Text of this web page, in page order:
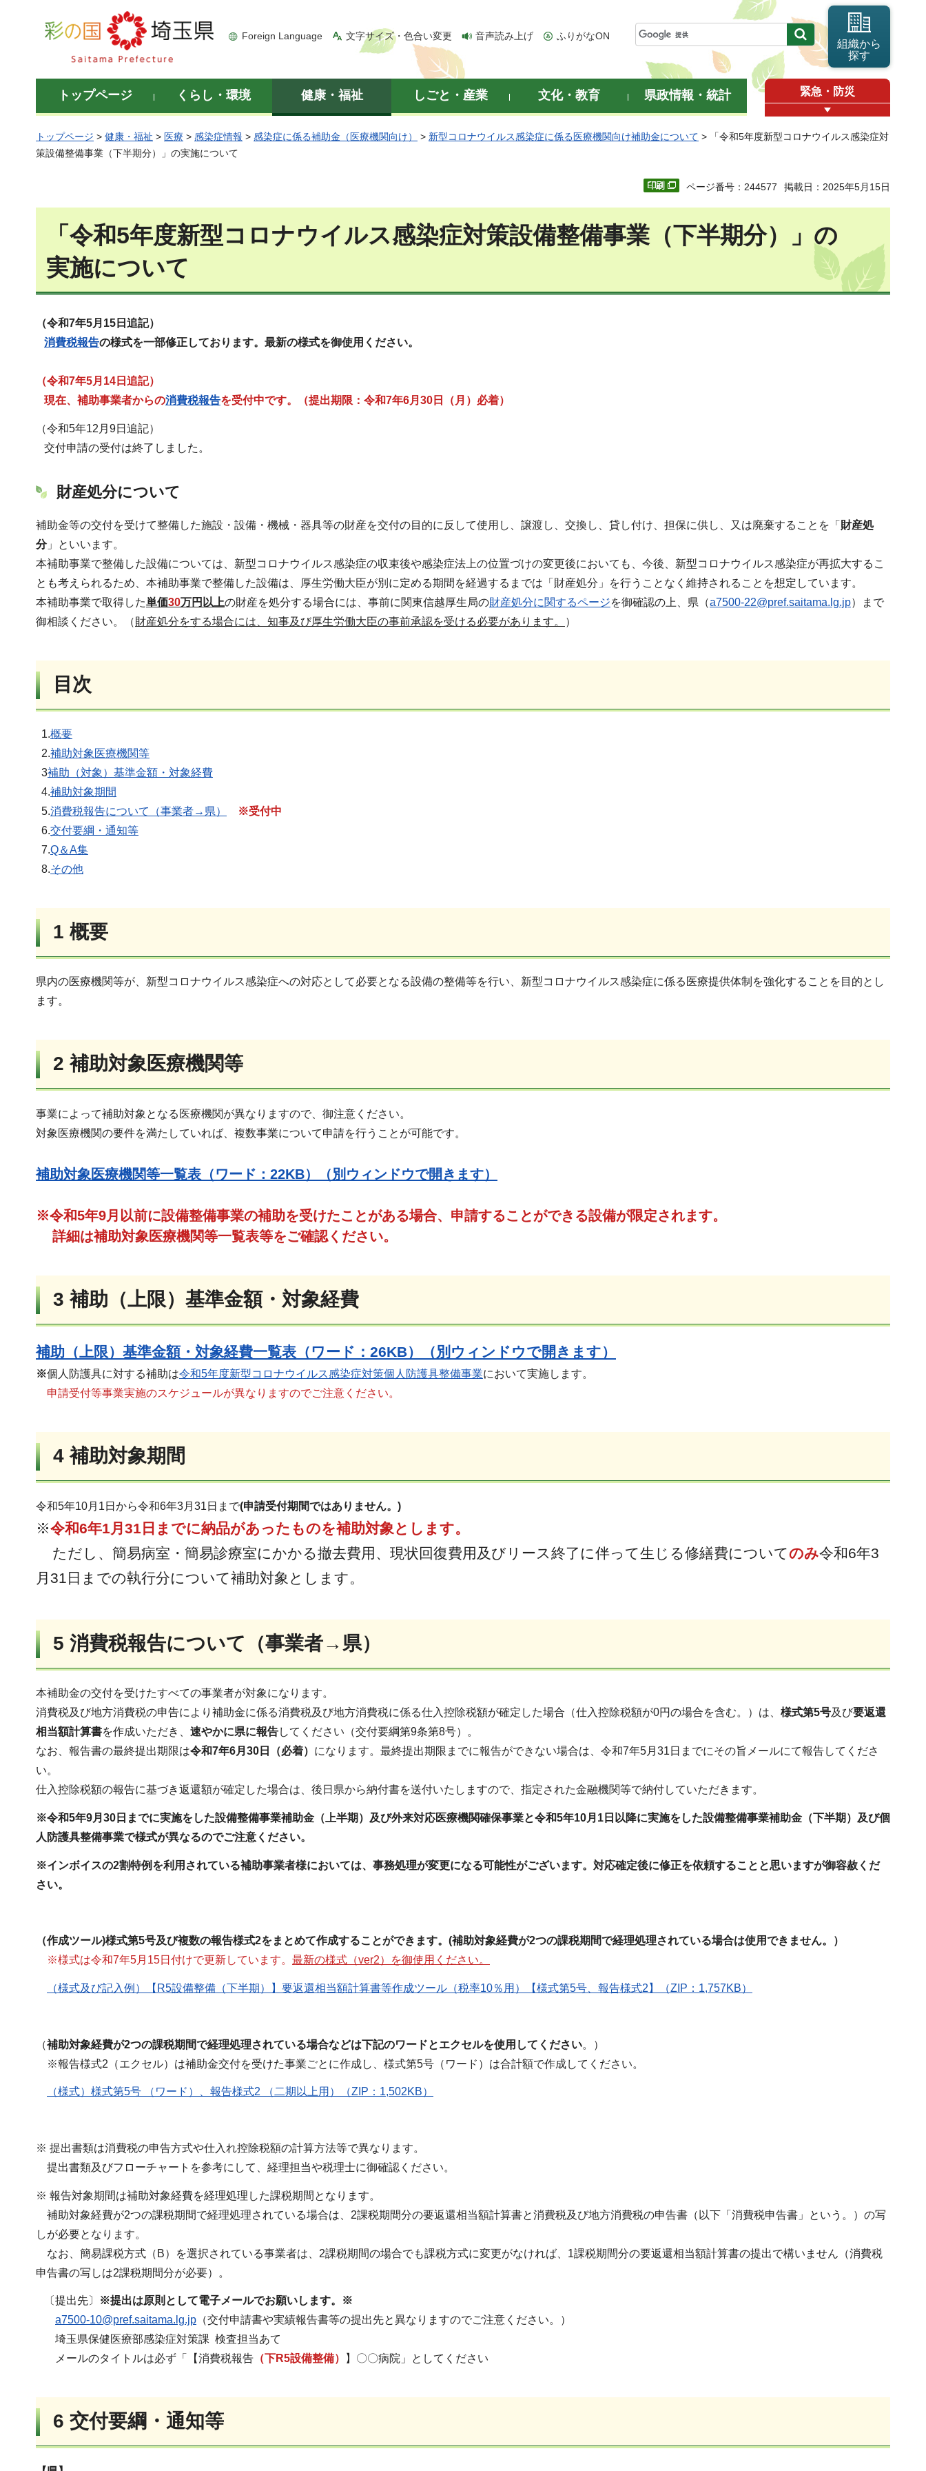
彩の国 埼玉県
Foreign Language 文字サイズ・色合い変更 音声読み上げ ふりがなON
組織から
探す
トップページ くらし・環境 健康・福祉 しごと・産業 文化・教育 県政情報・統計 緊急・防災
トップページ > 健康・福祉 > 医療 > 感染症情報 > 感染症に係る補助金（医療機関向け） > 新型コロナウイルス感染症に係る医療機関向け補助金について > 「令和5年度新型コロナウイルス感染症対
策設備整備事業（下半期分）」の実施について
ページ番号：244577 掲載日：2025年5月15日
「令和5年度新型コロナウイルス感染症対策設備整備事業（下半期分）」の
実施について
（令和7年5月15日追記）
消費税報告の様式を一部修正しております。最新の様式を御使用ください。
（令和7年5月14日追記）
現在、補助事業者からの消費税報告を受付中です。（提出期限：令和7年6月30日（月）必着）
（令和5年12月9日追記）
交付申請の受付は終了しました。
財産処分について
補助金等の交付を受けて整備した施設・設備・機械・器具等の財産を交付の目的に反して使用し、譲渡し、交換し、貸し付け、担保に供し、又は廃棄することを「 財産処
分」といいます。
本補助事業で整備した設備については、新型コロナウイルス感染症の収束後や感染症法上の位置づけの変更後においても、今後、新型コロナウイルス感染症が再拡大するこ
とも考えられるため、本補助事業で整備した設備は、厚生労働大臣が別に定める期間を経過するまでは「財産処分」を行うことなく維持されることを想定しています。
本補助事業で取得した単価30万円以上の財産を処分する場合には、事前に関東信越厚生局の財産処分に関するページを御確認の上、県（a7500-22@pref.saitama.lg.jp）まで
御相談ください。（財産処分をする場合には、知事及び厚生労働大臣の事前承認を受ける必要があります。 ）
目次
1.概要
2.補助対象医療機関等
3補助（対象）基準金額・対象経費
4.補助対象期間
5.消費税報告について（事業者→県）
※受付中
6.交付要綱・通知等
7.Q＆A集
8.その他
1 概要
県内の医療機関等が、新型コロナウイルス感染症への対応として必要となる設備の整備等を行い、新型コロナウイルス感染症に係る医療提供体制を強化することを目的とし
ます。
2 補助対象医療機関等
事業によって補助対象となる医療機関が異なりますので、御注意ください。
対象医療機関の要件を満たしていれば、複数事業について申請を行うことが可能です。
補助対象医療機関等一覧表（ワード：22KB）（別ウィンドウで開きます）
※令和5年9月以前に設備整備事業の補助を受けたことがある場合、申請することができる設備が限定されます。
詳細は補助対象医療機関等一覧表等をご確認ください。
3 補助（上限）基準金額・対象経費
補助（上限）基準金額・対象経費一覧表（ワード：26KB）（別ウィンドウで開きます）
※個人防護具に対する補助は令和5年度新型コロナウイルス感染症対策個人防護具整備事業において実施します。
申請受付等事業実施のスケジュールが異なりますのでご注意ください。
4 補助対象期間
令和5年10月1日から令和6年3月31日まで(申請受付期間ではありません。)
※令和6年1月31日までに納品があったものを補助対象とします。
ただし、簡易病室・簡易診療室にかかる撤去費用、現状回復費用及びリース終了に伴って生じる修繕費についてのみ令和6年3
月31日までの執行分について補助対象とします。
5 消費税報告について（事業者→県）
本補助金の交付を受けたすべての事業者が対象になります。
消費税及び地方消費税の申告により補助金に係る消費税及び地方消費税に係る仕入控除税額が確定した場合（仕入控除税額が0円の場合を含む。）は、 様式第5号及び要返還
相当額計算書を作成いただき、 速やかに県に報告してください（交付要綱第9条第8号）。
なお、報告書の最終提出期限は令和7年6月30日（必着） になります。最終提出期限までに報告ができない場合は、令和7年5月31日までにその旨メールにて報告してくださ
い。
仕入控除税額の報告に基づき返還額が確定した場合は、後日県から納付書を送付いたしますので、指定された金融機関等で納付していただきます。
※令和5年9月30日までに実施をした設備整備事業補助金（上半期）及び外来対応医療機関確保事業と令和5年10月1日以降に実施をした設備整備事業補助金（下半期）及び個
人防護具整備事業で様式が異なるのでご注意ください。
※インボイスの2割特例を利用されている補助事業者様においては、事務処理が変更になる可能性がございます。対応確定後に修正を依頼することと思いますが御容赦くだ
さい。
（作成ツール)様式第5号及び複数の報告様式2をまとめて作成することができます。(補助対象経費が2つの課税期間で経理処理されている場合は使用できません。）
※様式は令和7年5月15日付けで更新しています。 最新の様式（ver2）を御使用ください。
（様式及び記入例）【R5設備整備（下半期）】要返還相当額計算書等作成ツール（税率10％用）【様式第5号、報告様式2】（ZIP：1,757KB）
（補助対象経費が2つの課税期間で経理処理されている場合などは下記のワードとエクセルを使用してください。）
※報告様式2（エクセル）は補助金交付を受けた事業ごとに作成し、様式第5号（ワード）は合計額で作成してください。
（様式）様式第5号 （ワード）、報告様式2 （二期以上用）（ZIP：1,502KB）
※ 提出書類は消費税の申告方式や仕入れ控除税額の計算方法等で異なります。
提出書類及びフローチャートを参考にして、経理担当や税理士に御確認ください。
※ 報告対象期間は補助対象経費を経理処理した課税期間となります。
補助対象経費が2つの課税期間で経理処理されている場合は、2課税期間分の要返還相当額計算書と消費税及び地方消費税の申告書（以下「消費税申告書」という。）の写
しが必要となります。
なお、簡易課税方式（B）を選択されている事業者は、2課税期間の場合でも課税方式に変更がなければ、1課税期間分の要返還相当額計算書の提出で構いません（消費税
申告書の写しは2課税期間分が必要）。
〔提出先〕
※提出は原則として電子メールでお願いします。※
a7500-10@pref.saitama.lg.jp （交付申請書や実績報告書等の提出先と異なりますのでご注意ください。）
埼玉県保健医療部感染症対策課 検査担当あて
メールのタイトルは必ず「【消費税報告 （下R5設備整備） 】〇〇病院」としてください
6 交付要綱・通知等